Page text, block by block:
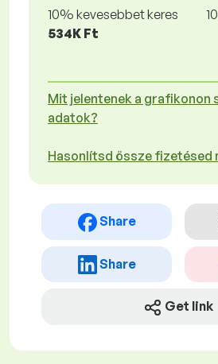
10% kevesebbet keres
534K Ft
Mit jelentenek a grafikonon
adatok?
Hasonlítsd össze fizetésed
Share
Share
Get link